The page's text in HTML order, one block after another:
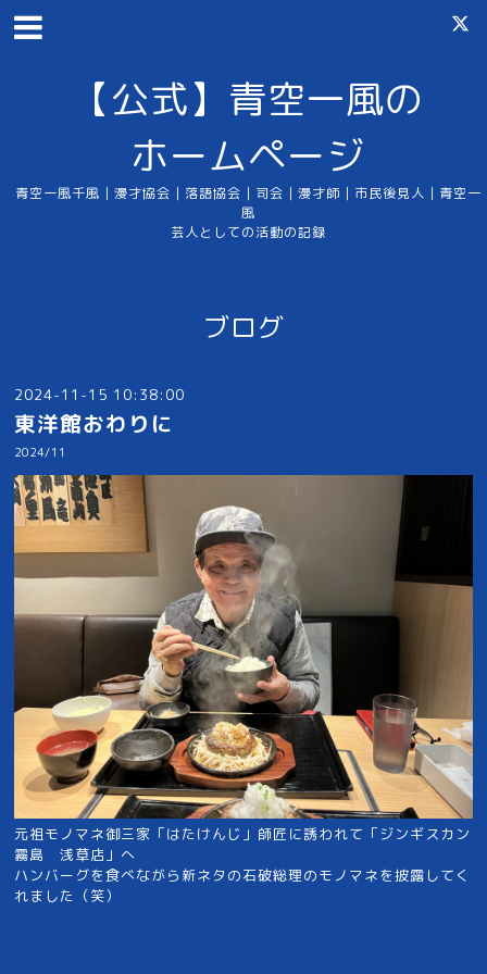
【公式】青空一風の
ホームページ
青空一風千風｜漫才協会｜落語協会｜司会｜漫才師｜市民後見人｜青空一
風
芸人としての活動の記録
ブログ
2024-11-15 10:38:00
東洋館おわりに
2024/11
元祖モノマネ御三家「はたけんじ」師匠に誘われて「ジンギスカン
霧島 浅草店」へ
ハンバーグを食べながら新ネタの石破総理のモノマネを披露してく
れました（笑）